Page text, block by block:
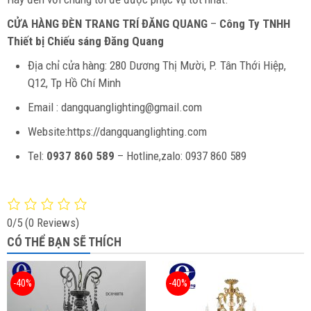
CỬA HÀNG ĐÈN TRANG TRÍ ĐĂNG QUANG – Công Ty TNHH
Thiết bị Chiếu sáng Đăng Quang
Địa chỉ cửa hàng: 280 Dương Thị Mười, P. Tân Thới Hiệp,
Q12, Tp Hồ Chí Minh
Email : dangquanglighting@gmail.com
Website:https://dangquanglighting.com
Tel: 0937 860 589 – Hotline,zalo: 0937 860 589
0/5 (0 Reviews)
CÓ THỂ BẠN SẼ THÍCH
-40% -40%